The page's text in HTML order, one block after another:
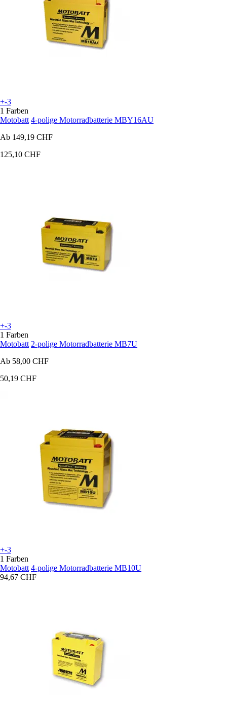
+-3
1 Farben
Motobatt 4-polige Motorradbatterie MBY16AU
Ab 149,19 CHF
125,10 CHF
+-3
1 Farben
Motobatt 2-polige Motorradbatterie MB7U
Ab 58,00 CHF
50,19 CHF
+-3
1 Farben
Motobatt 4-polige Motorradbatterie MB10U
94,67 CHF